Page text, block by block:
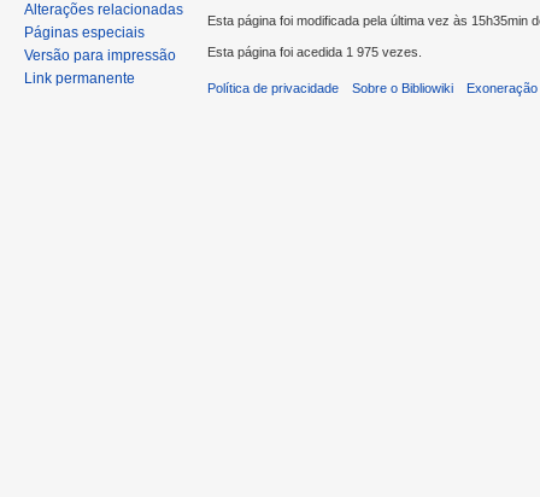
Alterações relacionadas
Páginas especiais
Versão para impressão
Link permanente
Esta página foi modificada pela última vez às 15h35min
Esta página foi acedida 1 975 vezes.
Política de privacidade Sobre o Bibliowiki